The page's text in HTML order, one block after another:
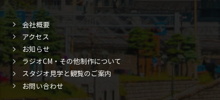
会社概要
アクセス
お知らせ
ラジオCM・その他制作について
スタジオ見学と観覧のご案内
お問い合わせ